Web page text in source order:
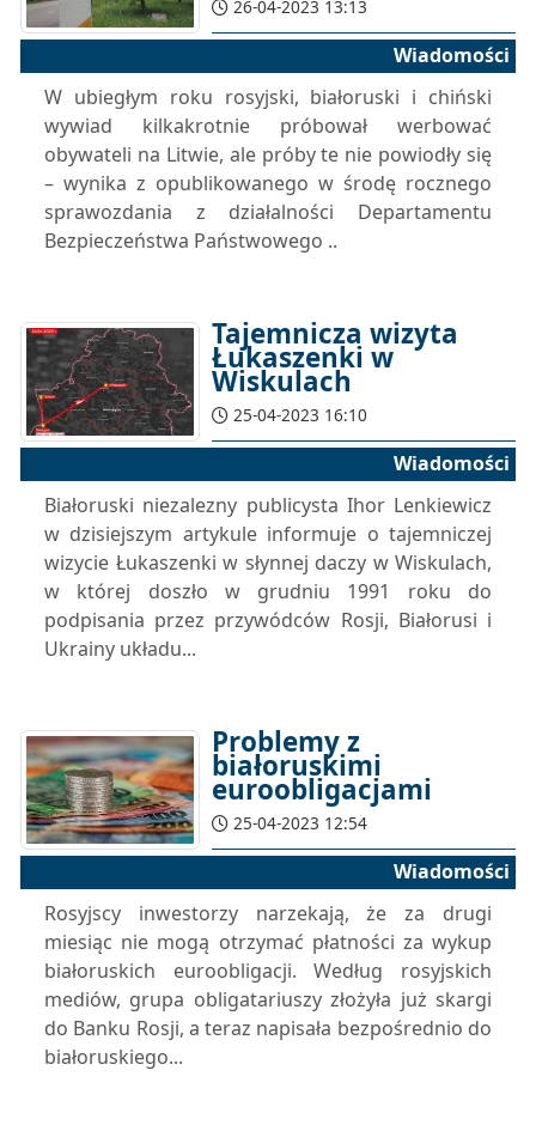
26-04-2023 13:13
Wiadomości
W ubiegłym roku rosyjski, białoruski i chiński
wywiad kilkakrotnie próbował werbować
obywateli na Litwie, ale próby te nie powiodły się
– wynika z opublikowanego w środę rocznego
sprawozdania z działalności Departamentu
Bezpieczeństwa Państwowego ..
Tajemnicza wizyta
Łukaszenki w
Wiskulach
25-04-2023 16:10
Wiadomości
Białoruski niezalezny publicysta Ihor Lenkiewicz
w dzisiejszym artykule informuje o tajemniczej
wizycie Łukaszenki w słynnej daczy w Wiskulach,
w której doszło w grudniu 1991 roku do
podpisania przez przywódców Rosji, Białorusi i
Ukrainy układu...
Problemy z
białoruskimi
euroobligacjami
25-04-2023 12:54
Wiadomości
Rosyjscy inwestorzy narzekają, że za drugi
miesiąc nie mogą otrzymać płatności za wykup
białoruskich euroobligacji. Według rosyjskich
mediów, grupa obligatariuszy złożyła już skargi
do Banku Rosji, a teraz napisała bezpośrednio do
białoruskiego...